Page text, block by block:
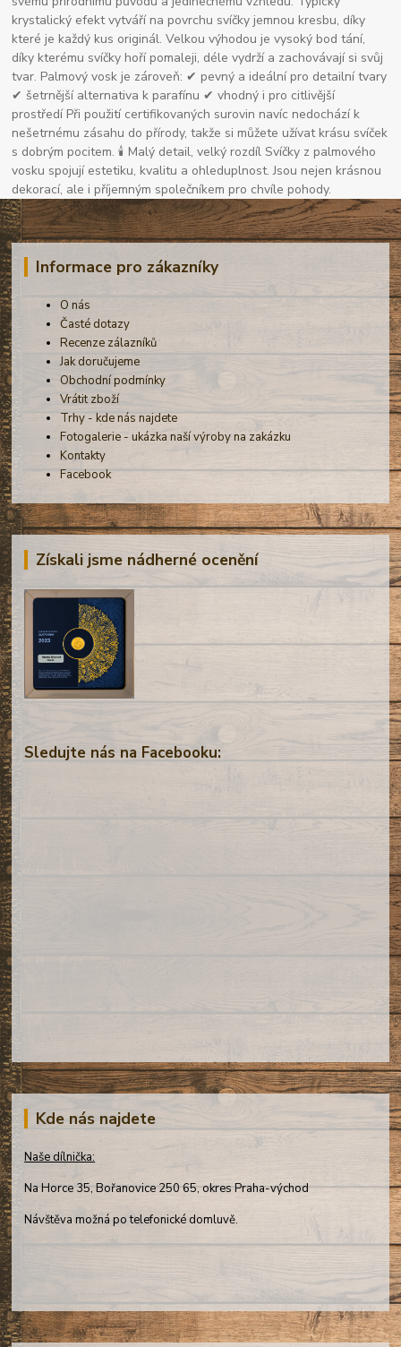
krystalický efekt vytváří na povrchu svíčky jemnou kresbu, díky
které je každý kus originál. Velkou výhodou je vysoký bod tání,
díky kterému svíčky hoří pomaleji, déle vydrží a zachovávají si svůj
tvar. Palmový vosk je zároveň: ✔ pevný a ideální pro detailní tvary
✔ šetrnější alternativa k parafínu ✔ vhodný i pro citlivější
prostředí Při použití certifikovaných surovin navíc nedochází k
nešetrnému zásahu do přírody, takže si můžete užívat krásu svíček
s dobrým pocitem. 🕯 Malý detail, velký rozdíl Svíčky z palmového
vosku spojují estetiku, kvalitu a ohleduplnost. Jsou nejen krásnou
dekorací, ale i příjemným společníkem pro chvíle pohody.
Informace pro zákazníky
O nás
Časté dotazy
Recenze zálazníků
Jak doručujeme
Obchodní podmínky
Vrátit zboží
Trhy - kde nás najdete
Fotogalerie - ukázka naší výroby na zakázku
Kontakty
Facebook
Získali jsme nádherné ocenění
Sledujte nás na Facebooku:
Kde nás najdete
Naše dílnička:
Na Horce 35, Bořanovice 250 65, okres Praha-východ
Návštěva možná po telefonické domluvě.